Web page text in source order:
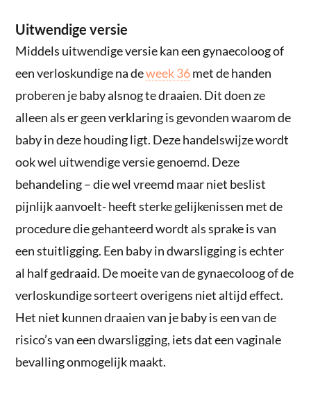
Uitwendige versie
Middels uitwendige versie kan een gynaecoloog of
een verloskundige na deweek 36met de handen
proberen je baby alsnog te draaien. Dit doen ze
alleen als er geen verklaring is gevonden waarom de
baby in deze houding ligt. Deze handelswijze wordt
ook wel uitwendige versie genoemd. Deze
behandeling – die wel vreemd maar niet beslist
pijnlijk aanvoelt- heeft sterke gelijkenissen met de
procedure die gehanteerd wordt als sprake is van
een stuitligging. Een baby in dwarsligging is echter
al half gedraaid. De moeite van de gynaecoloog of de
verloskundige sorteert overigens niet altijd effect.
Het niet kunnen draaien van je baby is een van de
risico’s van een dwarsligging, iets dat een vaginale
bevalling onmogelijk maakt.